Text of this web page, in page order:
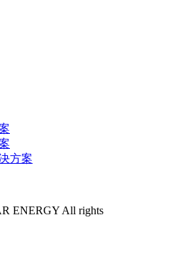
方案
ENERGY All rights